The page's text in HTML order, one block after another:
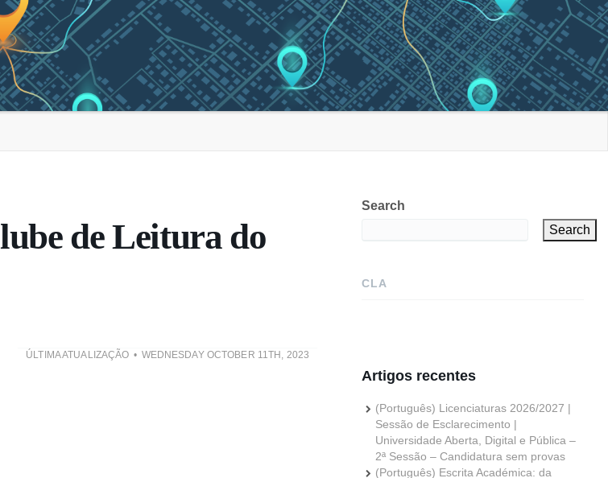
de Leitura do
ÚLTIMA ATUALIZAÇÃO WEDNESDAY OCTOBER 11TH, 2023
Search
Search
CLA
Artigos recentes
(Português) Licenciaturas 2026/2027 |
Sessão de Esclarecimento |
Universidade Aberta, Digital e Pública –
2ª Sessão – Candidatura sem provas
(Português) Escrita Académica: da